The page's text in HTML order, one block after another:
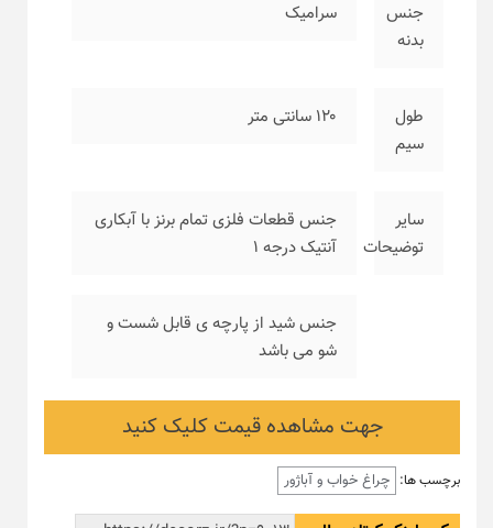
جنس
بدنه
سرامیک
طول
سیم
۱۲۰ سانتی متر
سایر
توضیحات
جنس قطعات فلزی تمام برنز با آبکاری
آنتیک درجه ۱
جنس شید از پارچه ی قابل شست و
شو می باشد
جهت مشاهده قیمت کلیک کنید
برچسب ها: چراغ خواب و آباژور